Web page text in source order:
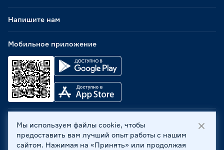
Мобильное приложение
Напишите нам
ООО «Бауцентр Рус» 2004 -2026, 236029, г. Калининград,
ул. А.Невского, 205. ИНН 7702596813, КПП 390601001 ©
Все права защищены
Мы используем файлы cookie, чтобы
предоставить вам лучший опыт работы с нашим
сайтом. Нажимая на «Принять» или продолжая